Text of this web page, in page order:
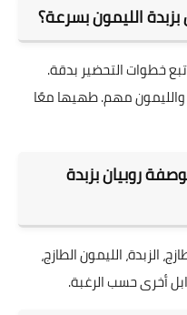
الليمون بسرعة؟
خطوات التحضير بدقة.
والليمون مهم. طهيها معًا
روبيان بزبدة
الزبدة، الليمون الطازج،
أخرى حسب الرغبة.